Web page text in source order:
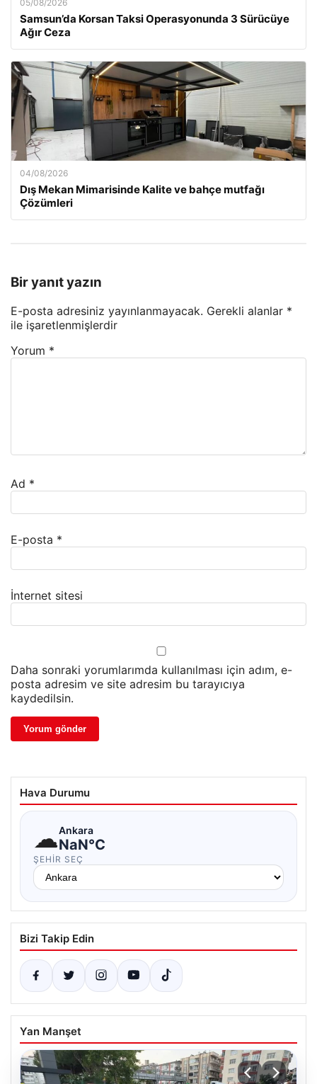
05/08/2026
Samsun’da Korsan Taksi Operasyonunda 3 Sürücüye
Ağır Ceza
04/08/2026
Dış Mekan Mimarisinde Kalite ve bahçe mutfağı
Çözümleri
Bir yanıt yazın
E-posta adresiniz yayınlanmayacak. Gerekli alanlar *
ile işaretlenmişlerdir
Yorum *
Ad *
E-posta *
İnternet sitesi
Daha sonraki yorumlarımda kullanılması için adım, e-
posta adresim ve site adresim bu tarayıcıya
kaydedilsin.
Hava Durumu
☁Ankara
NaN°C
ŞEHIR SEÇ
Bizi Takip Edin
Yan Manşet